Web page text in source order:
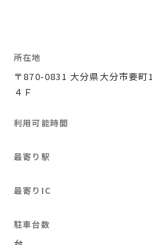
所在地
〒870-0831 大分県大分市要
４Ｆ
利用可能時間
最寄り駅
最寄りIC
駐車台数